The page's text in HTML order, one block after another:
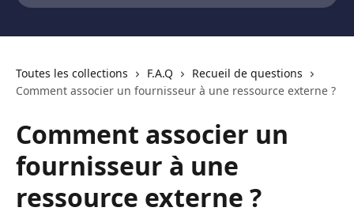
Toutes les collections F.A.Q
Recueil de questions
Comment associer un fournisseur à une ressource externe ?
Comment associer un
fournisseur à une
ressource externe ?